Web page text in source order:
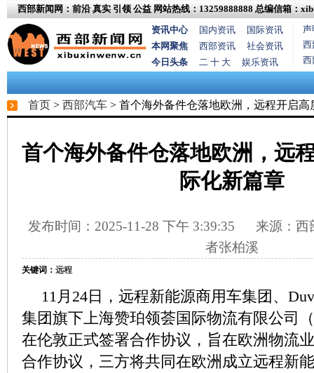
西部新闻网：前沿 真实 引领 公益 网站热线：13259888888 总编信箱：
资讯中心
国内资讯
国际资讯
本网聚焦
西部资讯
社会资讯
今日头条
二 十 大 娱乐资讯
声
西
西
首页 > 西部汽车 > 首个海外备件仓落地欧洲，远程开启高
首个海外备件仓落地欧洲，远
际化新篇章
发布时间：2025-11-28 下午 3:39:35 来源：西
者张柏溪
关键词： 远程
11月24日，远程新能源商用车集团、
集团旗下上海赞珀领荟国际物流有限公司
在伦敦正式签署合作协议，旨在欧洲物流
合作协议，三方将共同在欧洲成立远程新